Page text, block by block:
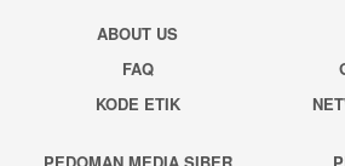
ABOUT US
FAQ
KODE ETIK